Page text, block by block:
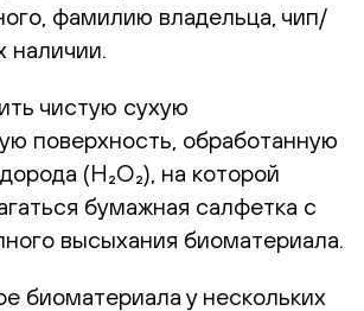
фамилию владельца, чип/
наличии.
чистую сухую
поверхность, обработанную
(H₂O₂), на которой
бумажная салфетка с
высыхания биоматериала.
биоматериала у нескольких